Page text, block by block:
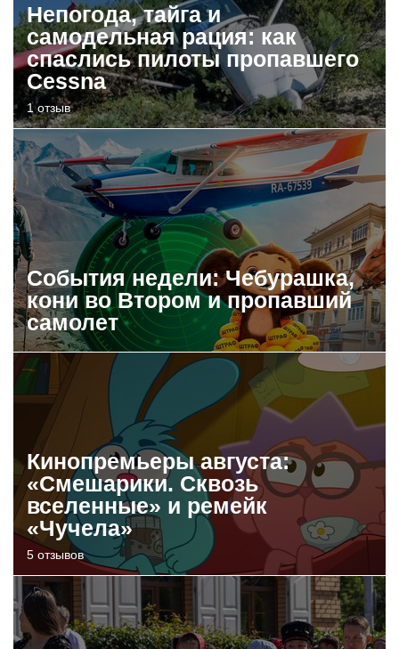
Непогода, тайга и
самодельная рация: как
спаслись пилоты пропавшего
Cessna
1 отзыв
События недели: Чебурашка,
кони во Втором и пропавший
самолет
Кинопремьеры августа:
«Смешарики. Сквозь
вселенные» и ремейк
«Чучела»
5 отзывов